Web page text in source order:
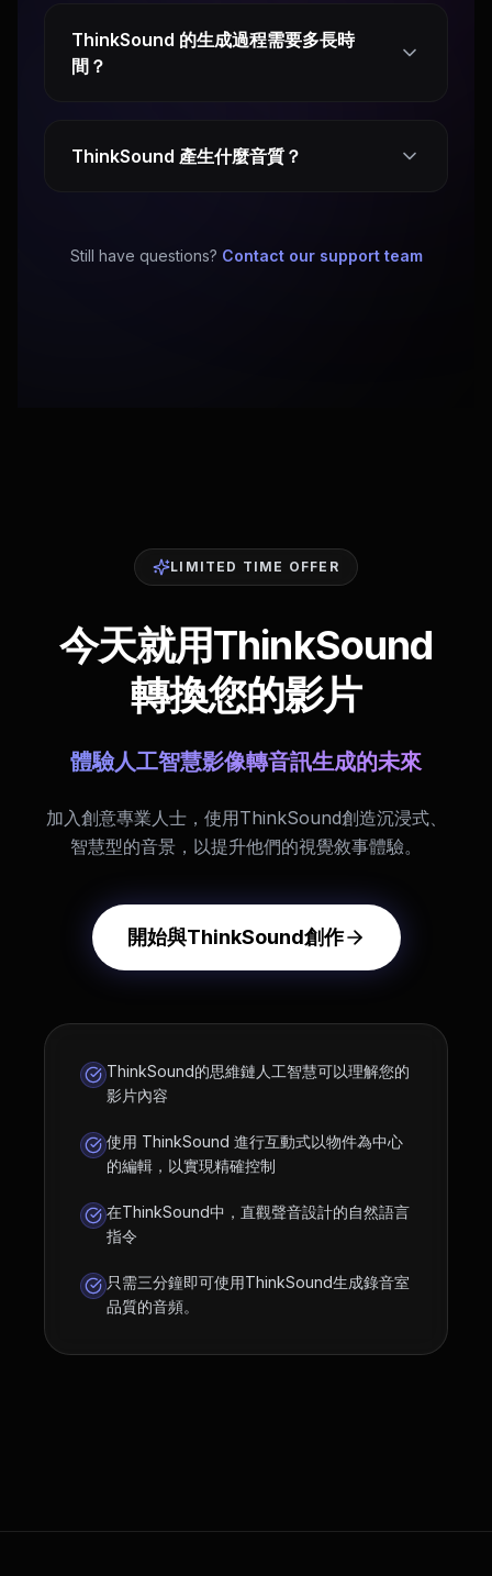
ThinkSound 的生成過程需要多長時
間？
ThinkSound 產生什麼音質？
Still have questions? Contact our support team
LIMITED TIME OFFER
今天就用ThinkSound
轉換您的影片
體驗人工智慧影像轉音訊生成的未來
加入創意專業人士，使用ThinkSound創造沉浸式、
智慧型的音景，以提升他們的視覺敘事體驗。
開始與ThinkSound創作
ThinkSound的思維鏈人工智慧可以理解您的
影片內容
使用 ThinkSound 進行互動式以物件為中心
的編輯，以實現精確控制
在ThinkSound中，直觀聲音設計的自然語言
指令
只需三分鐘即可使用ThinkSound生成錄音室
品質的音頻。